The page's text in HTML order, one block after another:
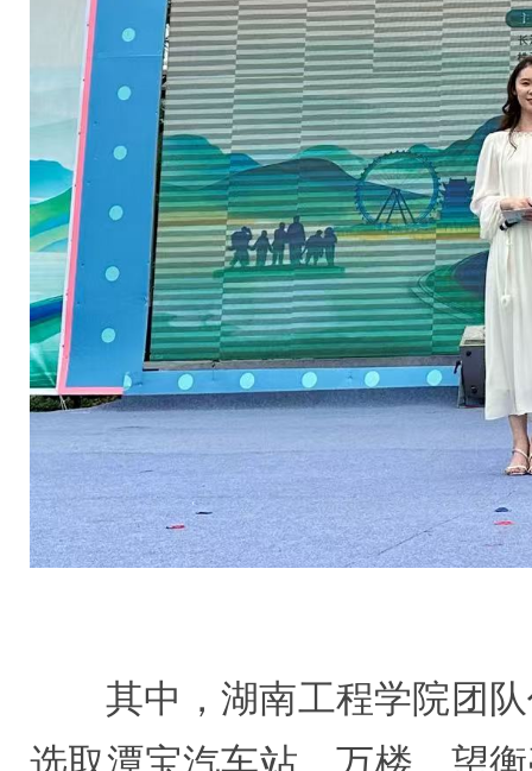
其中，湖南工程学院团